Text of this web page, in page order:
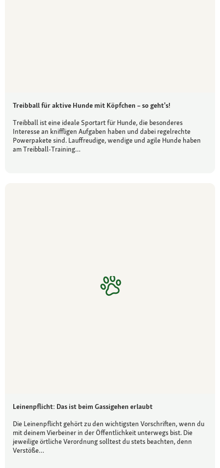
Treibball für aktive Hunde mit Köpfchen – so geht's!
Treibball ist eine ideale Sportart für Hunde, die besonderes
Interesse an kniffligen Aufgaben haben und dabei regelrechte
Powerpakete sind. Lauffreudige, wendige und agile Hunde haben
am Treibball-Training…
Leinenpflicht: Das ist beim Gassigehen erlaubt
Die Leinenpflicht gehört zu den wichtigsten Vorschriften, wenn du
mit deinem Vierbeiner in der Öffentlichkeit unterwegs bist. Die
jeweilige örtliche Verordnung solltest du stets beachten, denn
Verstöße…